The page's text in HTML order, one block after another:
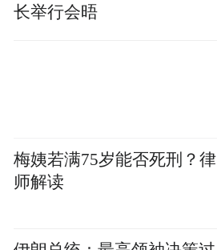
长举行会晤
梅姨若满75岁能否死刑？律
师解读